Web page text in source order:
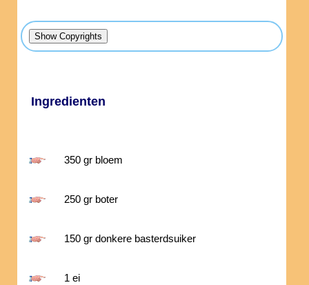
Ingredienten
350 gr bloem
250 gr boter
150 gr donkere basterdsuiker
1 ei